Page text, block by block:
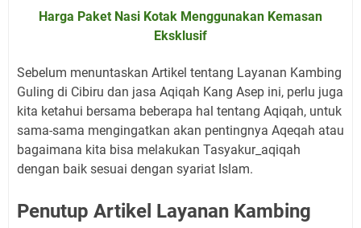
Harga Paket Nasi Kotak Menggunakan Kemasan
Eksklusif
Sebelum menuntaskan Artikel tentang Layanan Kambing
Guling di Cibiru dan jasa Aqiqah Kang Asep ini, perlu juga
kita ketahui bersama beberapa hal tentang Aqiqah, untuk
sama-sama mengingatkan akan pentingnya Aqeqah atau
bagaimana kita bisa melakukan Tasyakur_aqiqah
dengan baik sesuai dengan syariat Islam.
Penutup Artikel Layanan Kambing